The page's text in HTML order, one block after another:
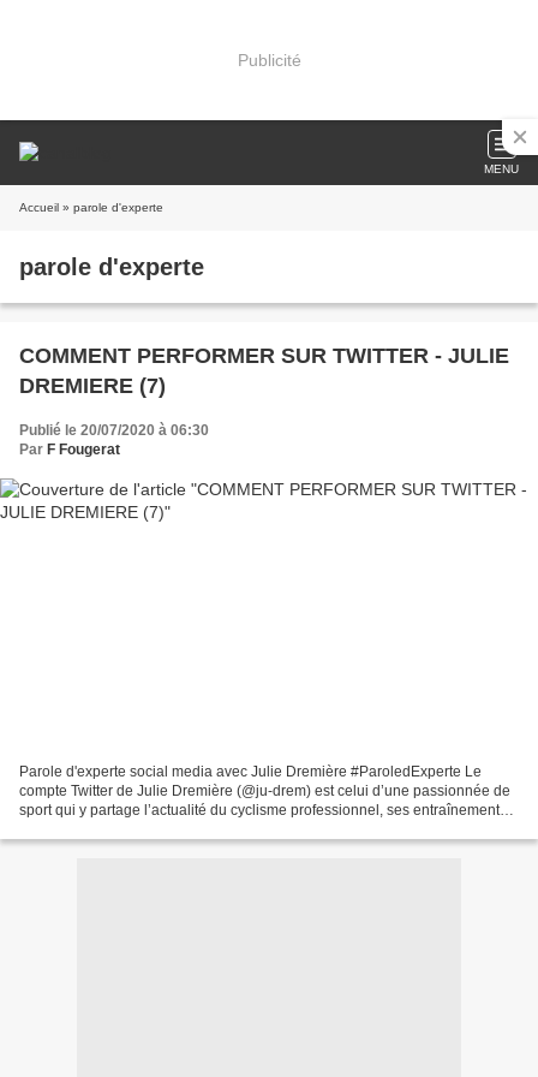
Publicité
MENU
Accueil » parole d'experte
parole d'experte
COMMENT PERFORMER SUR TWITTER - JULIE
DREMIERE (7)
Publié le 20/07/2020 à 06:30
Par F Fougerat
Parole d'experte social media avec Julie Dremière #ParoledExperte Le
compte Twitter de Julie Dremière (@ju-drem) est celui d’une passionnée de
sport qui y partage l’actualité du cyclisme professionnel, ses entraînements,